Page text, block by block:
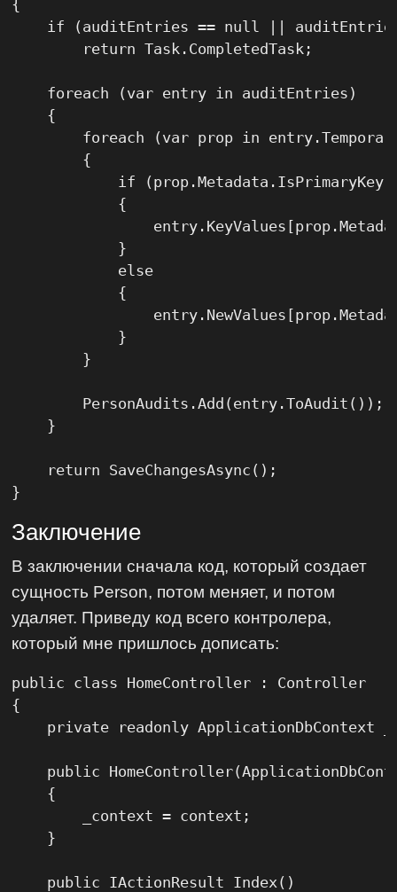
{
if (auditEntries == null ||
        return Task.CompletedTask;
    foreach (var entry in auditEntries)
    {
foreach (var prop in
        {
if
            {
            }
            else
            {
            }
        }
        PersonAudits.Add(entry.ToAudit());
    }
    return SaveChangesAsync();
}
Заключение
В заключении cначала код, который создает
сущность Person, потом меняет, и потом
удаляет. Приведу код всего контролера,
который мне пришлось дописать:
public class HomeController : Controller
{
private readonly ApplicationDbContext
public
    {
        _context = context;
    }
    public IActionResult Index()